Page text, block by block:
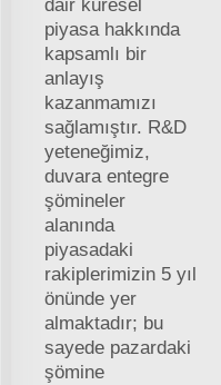
dair küresel
piyasa hakkında
kapsamlı bir
anlayış
kazanmamızı
sağlamıştır. R&D
yeteneğimiz,
duvara entegre
şömineler
alanında
piyasadaki
rakiplerimizin 5 yıl
önünde yer
almaktadır; bu
sayede pazardaki
şömine